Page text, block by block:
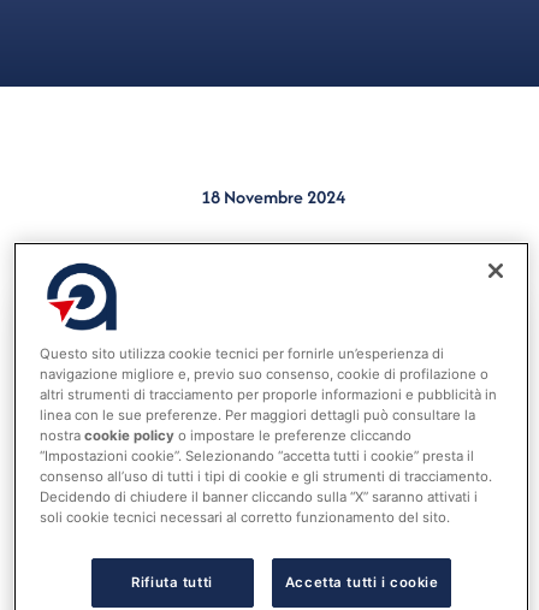
18 Novembre 2024
Pubblicata l’edizione n. 43 del Sunto Ragioneria
Accedi al tuo account per
leggere tutta la notizia
Nome utente o indirizzo email
Password
Questo sito utilizza cookie tecnici per fornirle un’esperienza di
navigazione migliore e, previo suo consenso, cookie di profilazione o
altri strumenti di tracciamento per proporle informazioni e pubblicità in
linea con le sue preferenze. Per maggiori dettagli può consultare la
nostracookie policy o impostare le preferenze cliccando
“Impostazioni cookie”. Selezionando “accetta tutti i cookie” presta il
consenso all’uso di tutti i tipi di cookie e gli strumenti di tracciamento.
Decidendo di chiudere il banner cliccando sulla “X” saranno attivati i
soli cookie tecnici necessari al corretto funzionamento del sito.
Rifiuta tutti Accetta tutti i cookie